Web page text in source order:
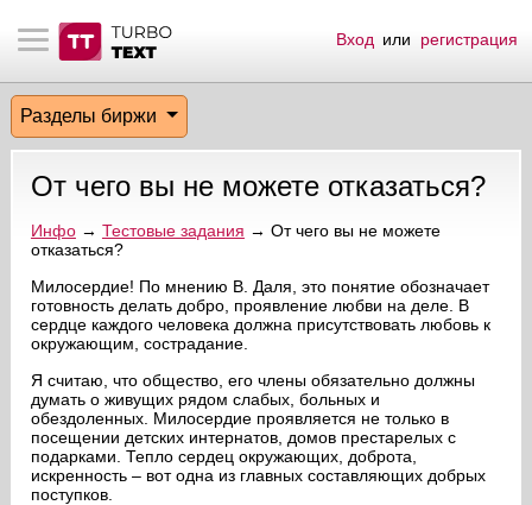
материалы
биржи
эфир
на сайте
пользователей
сообщения
по форуму
Вход или регистрация
Разделы биржи
От чего вы не можете отказаться?
Инфо→ Тестовые задания → От чего вы не можете
отказаться?
Милосердие! По мнению В. Даля, это понятие обозначает
готовность делать добро, проявление любви на деле. В
сердце каждого человека должна присутствовать любовь к
окружающим, сострадание.
Я считаю, что общество, его члены обязательно должны
думать о живущих рядом слабых, больных и
обездоленных. Милосердие проявляется не только в
посещении детских интернатов, домов престарелых с
подарками. Тепло сердец окружающих, доброта,
искренность – вот одна из главных составляющих добрых
поступков.